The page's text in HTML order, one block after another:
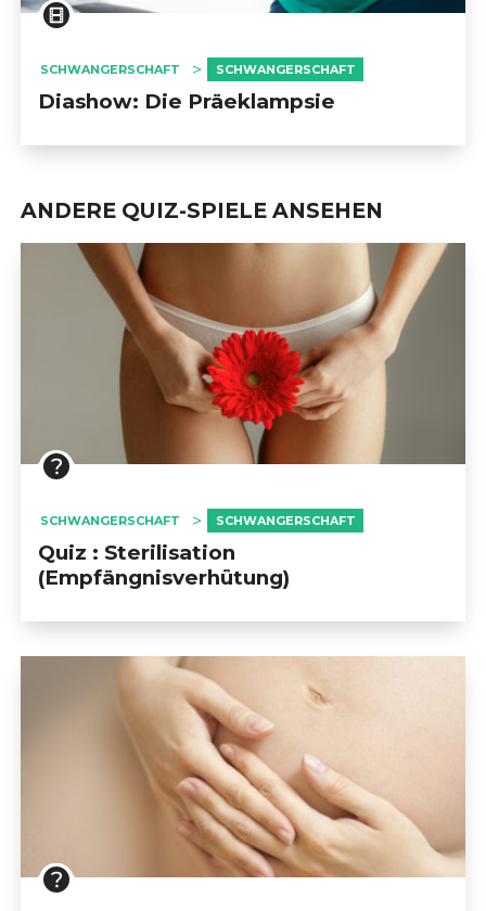
SCHWANGERSCHAFT SCHWANGERSCHAFT
Diashow: Die Präeklampsie
ANDERE QUIZ-SPIELE ANSEHEN
SCHWANGERSCHAFT SCHWANGERSCHAFT
Quiz : Sterilisation
(Empfängnisverhütung)